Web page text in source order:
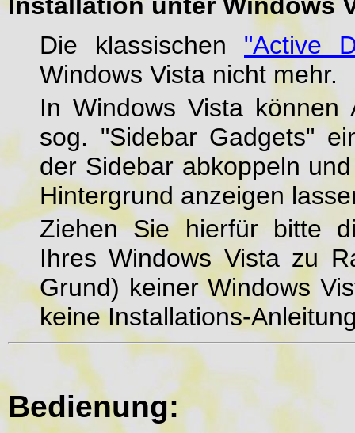
Die klassischen "Active
Windows Vista nicht mehr.
In Windows Vista können
sog. "Sidebar Gadgets"
der Sidebar abkoppeln
Hintergrund anzeigen
Ziehen Sie hierfür bitte
Ihres Windows Vista zu
Grund) keiner Windows
keine Installations-
Bedienung: